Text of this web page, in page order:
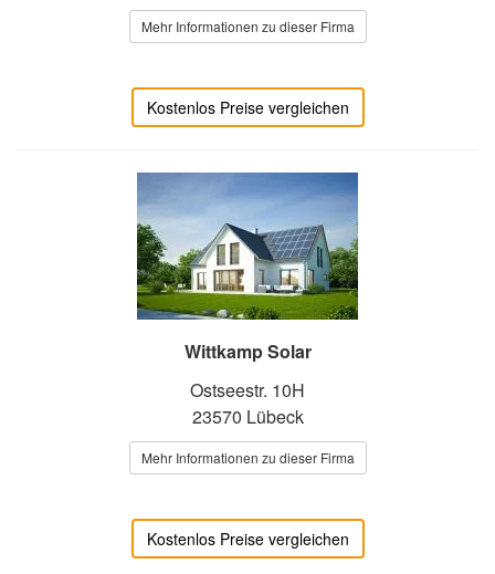
Mehr Informationen zu dieser Firma
Kostenlos Preise vergleichen
Wittkamp Solar
Ostseestr. 10H
23570 Lübeck
Mehr Informationen zu dieser Firma
Kostenlos Preise vergleichen